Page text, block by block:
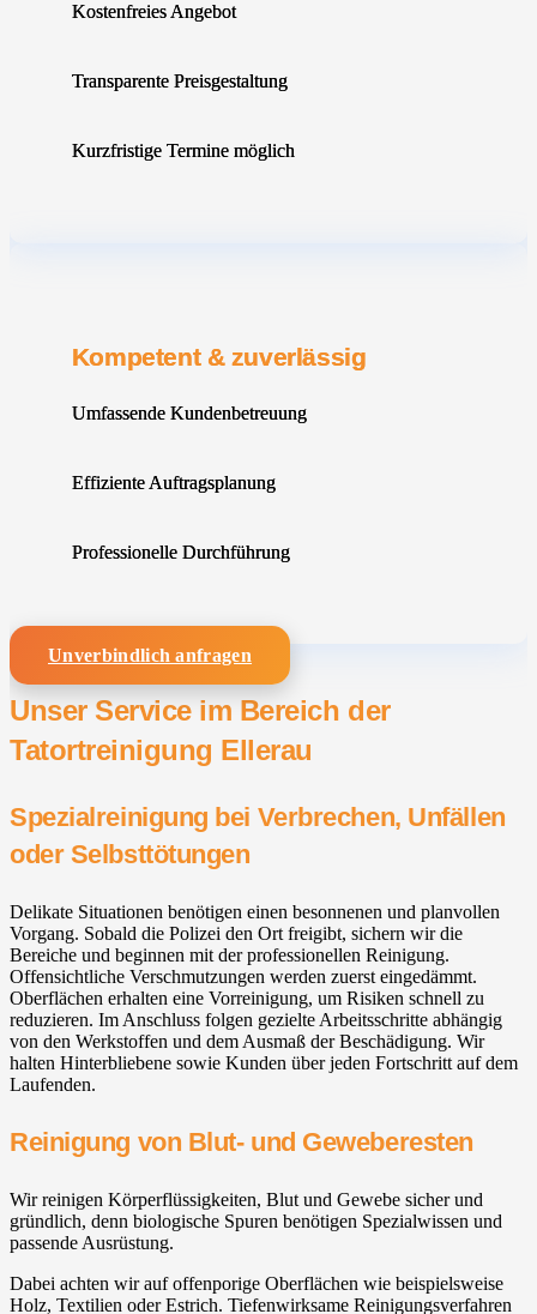
Kostenfreies Angebot
Transparente Preisgestaltung
Kurzfristige Termine möglich
Kompetent & zuverlässig
Umfassende Kundenbetreuung
Effiziente Auftragsplanung
Professionelle Durchführung
Unverbindlich anfragen
Unser Service im Bereich der
Tatortreinigung Ellerau
Spezialreinigung bei Verbrechen, Unfällen
oder Selbsttötungen
Delikate Situationen benötigen einen besonnenen und planvollen
Vorgang. Sobald die Polizei den Ort freigibt, sichern wir die
Bereiche und beginnen mit der professionellen Reinigung.
Offensichtliche Verschmutzungen werden zuerst eingedämmt.
Oberflächen erhalten eine Vorreinigung, um Risiken schnell zu
reduzieren. Im Anschluss folgen gezielte Arbeitsschritte abhängig
von den Werkstoffen und dem Ausmaß der Beschädigung. Wir
halten Hinterbliebene sowie Kunden über jeden Fortschritt auf dem
Laufenden.
Reinigung von Blut- und Geweberesten
Wir reinigen Körperflüssigkeiten, Blut und Gewebe sicher und
gründlich, denn biologische Spuren benötigen Spezialwissen und
passende Ausrüstung.
Dabei achten wir auf offenporige Oberflächen wie beispielsweise
Holz, Textilien oder Estrich. Tiefenwirksame Reinigungsverfahren